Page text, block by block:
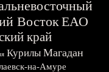
ВостокЕАО
край
Курилы Магадан
на-Амуре